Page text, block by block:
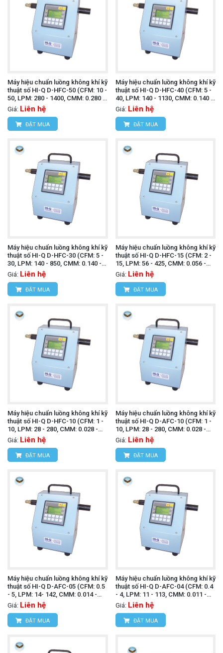
Máy hiệu chuẩn luồng không khí kỹ
thuật số HI-Q D-HFC-50 (CFM: 10 -
50, LPM: 280 - 1400, CMM: 0.280 -
1.400)
Giá: Liên hệ
ĐẶT MUA
Máy hiệu chuẩn luồng không khí kỹ
thuật số HI-Q D-HFC-40 (CFM: 5 -
40, LPM: 140 - 1130, CMM: 0.140 -
1.130)
Giá: Liên hệ
ĐẶT MUA
Máy hiệu chuẩn luồng không khí kỹ
thuật số HI-Q D-HFC-30 (CFM: 5 -
30, LPM: 140 - 850, CMM: 0.140 -
0.850)
Giá: Liên hệ
ĐẶT MUA
Máy hiệu chuẩn luồng không khí kỹ
thuật số HI-Q D-HFC-15 (CFM: 2 -
15, LPM: 56 - 425, CMM: 0.056 -
0.425)
Giá: Liên hệ
ĐẶT MUA
Máy hiệu chuẩn luồng không khí kỹ
thuật số HI-Q D-HFC-10 (CFM: 1 -
10, LPM: 28 - 280, CMM: 0.028 -
0.280)
Giá: Liên hệ
ĐẶT MUA
Máy hiệu chuẩn luồng không khí kỹ
thuật số HI-Q D-AFC-10 (CFM: 1 -
10, LPM: 28 - 280, CMM: 0.028 -
0.280)
Giá: Liên hệ
ĐẶT MUA
Máy hiệu chuẩn luồng không khí kỹ
thuật số HI-Q D-AFC-05 (CFM: 0.5
- 5, LPM: 14- 142, CMM: 0.014 -
0.142)
Giá: Liên hệ
ĐẶT MUA
Máy hiệu chuẩn luồng không khí kỹ
thuật số HI-Q D-AFC-04 (CFM: 0.4
- 4, LPM: 11 - 113, CMM: 0.011 -
0.113)
Giá: Liên hệ
ĐẶT MUA